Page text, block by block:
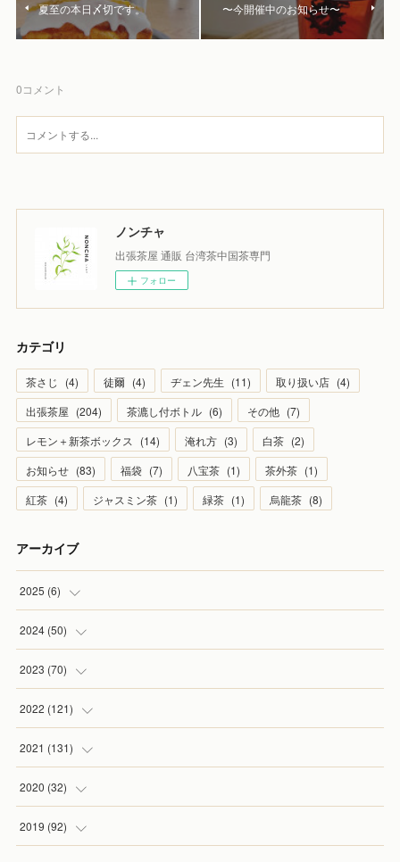
夏至の本日〆切です。 〜今開催中のお知らせ〜
0コメント
ノンチャ
出張茶屋 通販 台湾茶中国茶専門
フォロー
カテゴリ
茶さじ (4) 徒爾 (4) ヂェン先生 (11) 取り扱い店 (4)
出張茶屋 (204) 茶漉し付ボトル (6) その他 (7)
レモン＋新茶ボックス
(14) 淹れ方 (3) 白茶 (2)
お知らせ (83) 福袋 (7) 八宝茶 (1) 茶外茶 (1)
紅茶 (4) ジャスミン茶 (1) 緑茶 (1) 烏龍茶 (8)
アーカイブ
2025 (6)
(1
(2
(1)
(1)
2024 (50)
(5
(4)
(5)
(7
2023 (70)
(4)
(2)
(4
(5
2022 (121)
(7)
(6
(13
2021 (131)
(8
(9
2020 (32)
(1
2019 (92)